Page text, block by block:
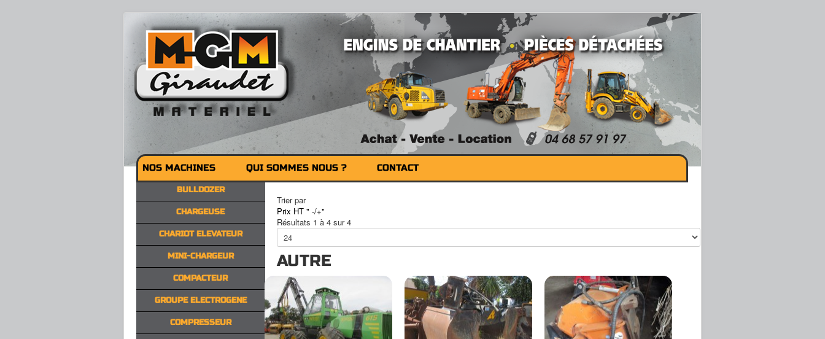
BULLDOZER
CHARGEUSE
CHARIOT ELEVATEUR
MINI-CHARGEUR
COMPACTEUR
GROUPE ELECTROGENE
COMPRESSEUR
NOS MACHINES QUI SOMMES NOUS ? CONTACT
Trier par
Prix HT " -/+"
Résultats 1 à 4 sur 4
AUTRE